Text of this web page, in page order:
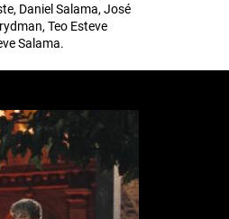
Daniel Salama, José
Teo Esteve
Salama.